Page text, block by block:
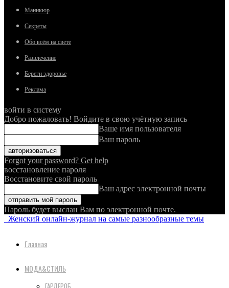
Маникюр
Секреты
Обо всём на свете
Развлечение
Береги здоровье
Реклама
войти в систему
Добро пожаловать! Войдите в свою учётную запись
Ваше имя пользователя
Ваш пароль
Forgot your password? Get help
восстановление пароля
Восстановите свой пароль
Ваш адрес электронной почты
Пароль будет выслан Вам по электронной почте.
Женский онлайн-журнал на самые разнообразные темы
Главная
МОДА&СТИЛЬ
ГАРДЕРОБ